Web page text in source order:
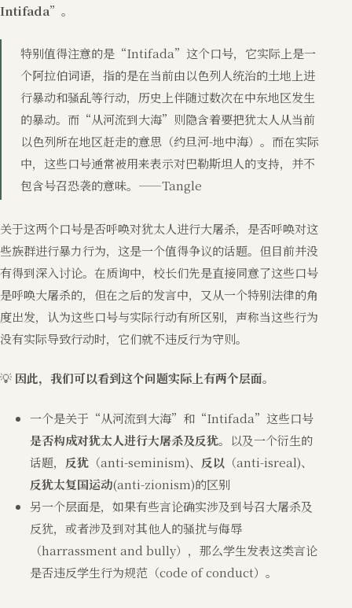
Intifada”。
特别值得注意的是“Intifada”这个口号，它实际上是一
个阿拉伯词语，指的是在当前由以色列人统治的土地上进
行暴动和骚乱等行动，历史上伴随过数次在中东地区发生
的暴动。而“从河流到大海”则隐含着要把犹太人从当前
以色列所在地区赶走的意思（约旦河-地中海）。而在实际
中，这些口号通常被用来表示对巴勒斯坦人的支持，并不
包含号召恐袭的意味。——Tangle
关于这两个口号是否呼唤对犹太人进行大屠杀，是否呼唤对这
些族群进行暴力行为，这是一个值得争议的话题。但目前并没
有得到深入讨论。在质询中，校长们先是直接同意了这些口号
是呼唤大屠杀的，但在之后的发言中，又从一个特别法律的角
度出发，认为这些口号与实际行动有所区别，声称当这些行为
没有实际导致行动时，它们就不违反行为守则。
💡 因此，我们可以看到这个问题实际上有两个层面。
一个是关于“从河流到大海”和“Intifada”这些口号
是否构成对犹太人进行大屠杀及反犹。以及一个衍生的
话题， 反犹（anti-seminism)、 反以 （anti-isreal)、
反犹太复国运动(anti-zionism)的区别
另一个层面是，如果有些言论确实涉及到号召大屠杀及
反犹，或者涉及到对其他人的骚扰与侮辱
（harrassment and bully），那么学生发表这类言论
是否违反学生行为规范（code of conduct）。